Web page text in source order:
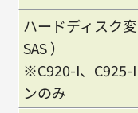
ハードディスク
SAS ）
※C920-I、C925-
ンのみ